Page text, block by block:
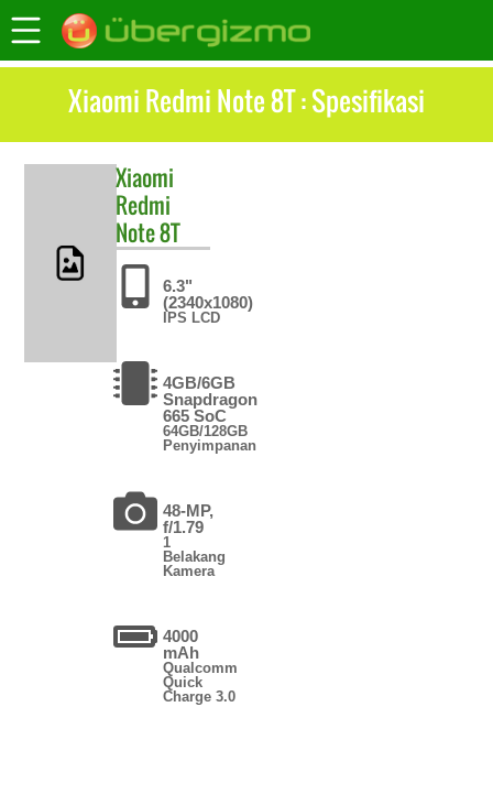
Xiaomi Redmi Note 8T : Spesifikasi
Xiaomi
Redmi
Note 8T
6.3"
(2340x1080)
IPS LCD
4GB/6GB
Snapdragon
665 SoC
64GB/128GB
Penyimpanan
48-MP,
f/1.79
1
Belakang
Kamera
4000
mAh
Qualcomm
Quick
Charge 3.0